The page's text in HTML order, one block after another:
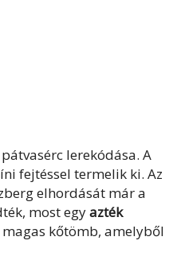
lerekódása. A
fejtéssel termelik ki. Az
elhordását már a
most egyazték
magas kőtömb, amelyből